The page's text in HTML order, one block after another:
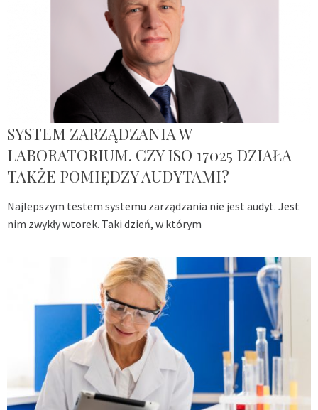
SYSTEM ZARZĄDZANIA W
LABORATORIUM. CZY ISO 17025 DZIAŁA
TAKŻE POMIĘDZY AUDYTAMI?
Najlepszym testem systemu zarządzania nie jest audyt. Jest
nim zwykły wtorek. Taki dzień, w którym